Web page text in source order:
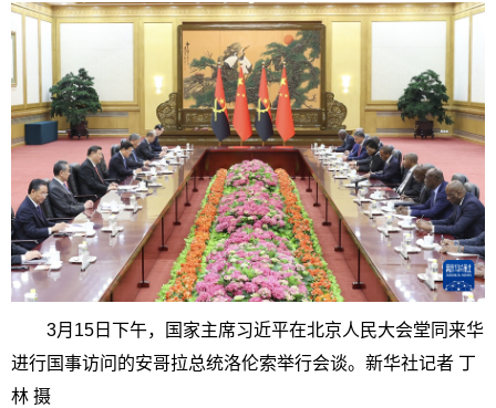
3月15日下午，国家主席习近平在北京人民大会堂同来华
进行国事访问的安哥拉总统洛伦索举行会谈。新华社记者 丁
林 摄